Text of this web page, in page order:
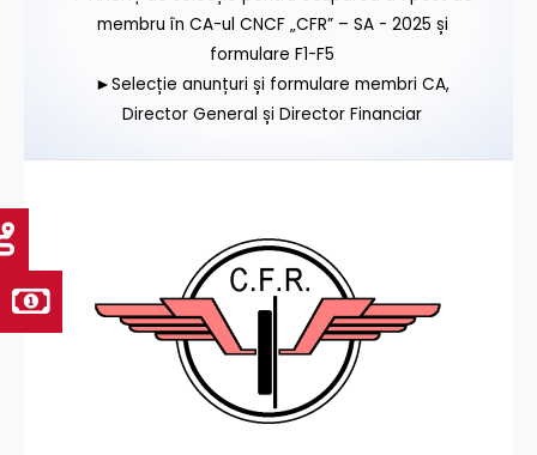
membru în CA-ul CNCF „CFR” – SA - 2025 și
formulare F1-F5
►Selecție anunțuri și formulare membri CA,
Director General și Director Financiar